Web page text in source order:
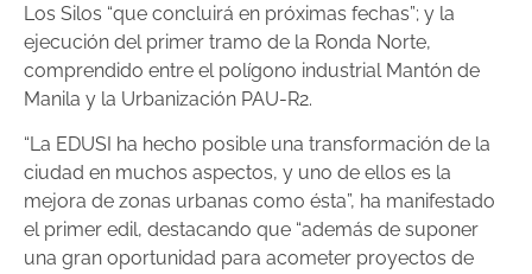
Los Silos “que concluirá en próximas fechas”; y la
ejecución del primer tramo de la Ronda Norte,
comprendido entre el polígono industrial Mantón de
Manila y la Urbanización PAU-R2.
“La EDUSI ha hecho posible una transformación de la
ciudad en muchos aspectos, y uno de ellos es la
mejora de zonas urbanas como ésta”, ha manifestado
el primer edil, destacando que “además de suponer
una gran oportunidad para acometer proyectos de